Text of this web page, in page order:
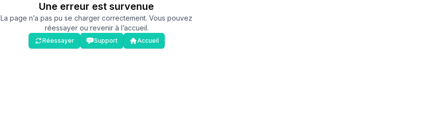
Une erreur est survenue
La page n’a pas pu se charger correctement. Vous pouvez
réessayer ou revenir à l’accueil.
Réessayer Support Accueil